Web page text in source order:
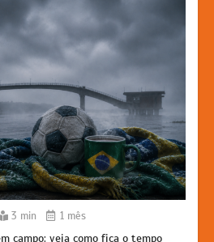
3 min 1 mês
campo: veja como fica o tempo